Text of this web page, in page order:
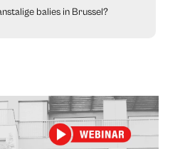
balies in Brussel?